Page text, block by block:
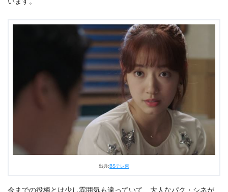
出典: BSテレ東
今までの役柄とは少し雰囲気も違っていて、大人なパク・シネが